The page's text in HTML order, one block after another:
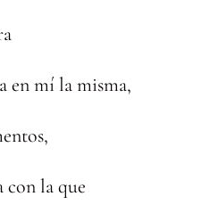
misma,
con la que